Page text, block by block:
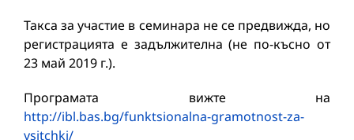
Такса за участие в семинара не се предвижда, но
регистрацията е задължителна (не по-късно от
23 май 2019 г.).
Програмата вижте на
http://ibl.bas.bg/funktsionalna-gramotnost-za-
vsitchki/